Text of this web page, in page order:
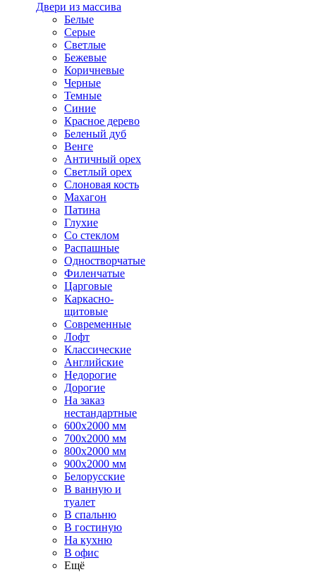
Двери из массива
Белые
Серые
Светлые
Бежевые
Коричневые
Черные
Темные
Синие
Красное дерево
Беленый дуб
Венге
Античный орех
Светлый орех
Слоновая кость
Махагон
Патина
Глухие
Со стеклом
Распашные
Одностворчатые
Филенчатые
Царговые
Каркасно-
щитовые
Современные
Лофт
Классические
Английские
Недорогие
Дорогие
На заказ
нестандартные
600х2000 мм
700х2000 мм
800х2000 мм
900х2000 мм
Белорусские
В ванную и
туалет
В спальню
В гостиную
На кухню
В офис
Ещё